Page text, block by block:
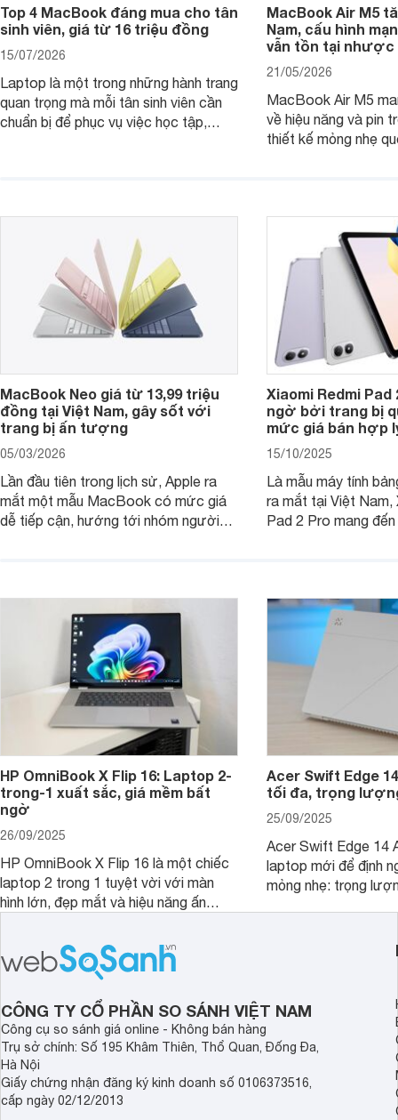
Top 4 MacBook đáng mua cho tân
sinh viên, giá từ 16 triệu đồng
15/07/2026
Laptop là một trong những hành trang
quan trọng mà mỗi tân sinh viên cần
chuẩn bị để phục vụ việc học tập,
MacBook đáng cân nhắc dành cho
MacBook Air M5
Nam, cấu hình
vẫn tồn tại nhược
21/05/2026
MacBook Air M5
về hiệu năng và pin
thiết kế mỏng nhẹ
MacBook Neo giá từ 13,99 triệu
đồng tại Việt Nam, gây sốt với
trang bị ấn tượng
05/03/2026
Lần đầu tiên trong lịch sử, Apple ra
mắt một mẫu MacBook có mức giá
dễ tiếp cận, hướng tới nhóm người
hút sự quan tâm lớn từ thị trường.
Xiaomi Redmi Pad
ngờ bởi trang bị
mức giá bán hợp
15/10/2025
Là mẫu máy tính
ra mắt tại Việt Nam,
Pad 2 Pro mang
HP OmniBook X Flip 16: Laptop 2-
trong-1 xuất sắc, giá mềm bất
ngờ
26/09/2025
HP OmniBook X Flip 16 là một chiếc
laptop 2 trong 1 tuyệt vời với màn
hình lớn, đẹp mắt và hiệu năng ấn
mức giá vô cùng hấp dẫn, biến nó trở
thành một lựa chọn “đáng đồng tiền
bát gạo” trên thị trường.
Acer Swift Edge
tối đa, trọng
25/09/2025
Acer Swift Edge 14
laptop mới để định
mỏng nhẹ: trọng
năng AI hàng đầu,
CÔNG TY CỔ PHẦN SO SÁNH VIỆT NAM
Công cụ so sánh giá online - Không bán hàng
Trụ sở chính: Số 195 Khâm Thiên, Thổ Quan, Đống Đa,
Hà Nội
Giấy chứng nhận đăng ký kinh doanh số 0106373516,
cấp ngày 02/12/2013